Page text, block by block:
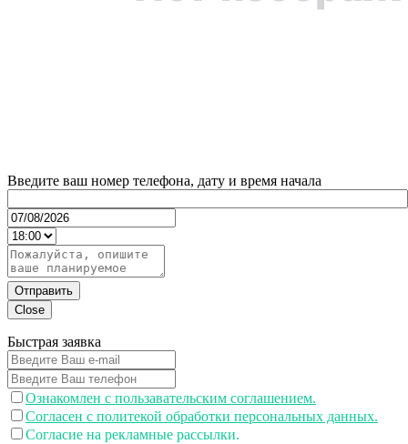
Введите ваш номер телефона, дату и время начала
Отправить
Close
Быстрая заявка
Ознакомлен с пользавательским соглашением.
Согласен с политекой обработки персональных данных.
Согласие на рекламные рассылки.